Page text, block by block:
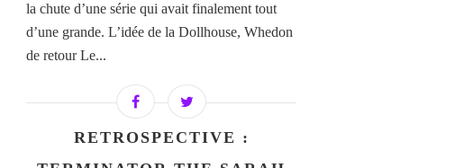
la chute d’une série qui avait finalement tout
d’une grande. L’idée de la Dollhouse, Whedon
de retour Le...
RETROSPECTIVE :